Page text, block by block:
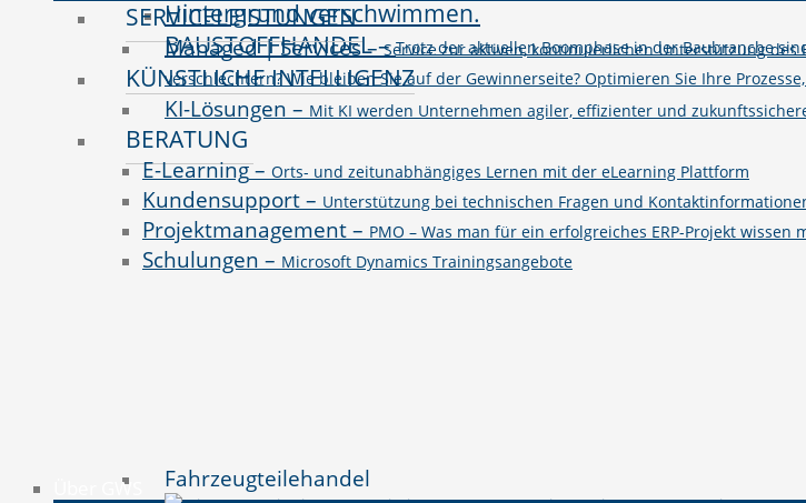
BAUSTOFFHANDEL–Trotz der aktuellen Boomphase in der Baubranche
verschlechtern? Wie bleiben Sie auf der Gewinnerseite? Optimieren Sie Ihre
Fahrzeugteilehandel
SERVICELEISTUNGEN
Managed | Services–Service zur aktiven, kontinuierlichen Unterstützung
KÜNSTLICHE INTELLIGENZ
KI-Lösungen – Mit KI werden Unternehmen agiler, effizienter und
BERATUNG
E-Learning– Orts- und zeitunabhängiges Lernen mit der eLearning Plattform
Kundensupport– Unterstützung bei technischen Fragen und
Projektmanagement– PMO – Was man für ein erfolgreiches ERP-Projekt wissen
Schulungen – Microsoft Dynamics Trainingsangebote
Über GWS